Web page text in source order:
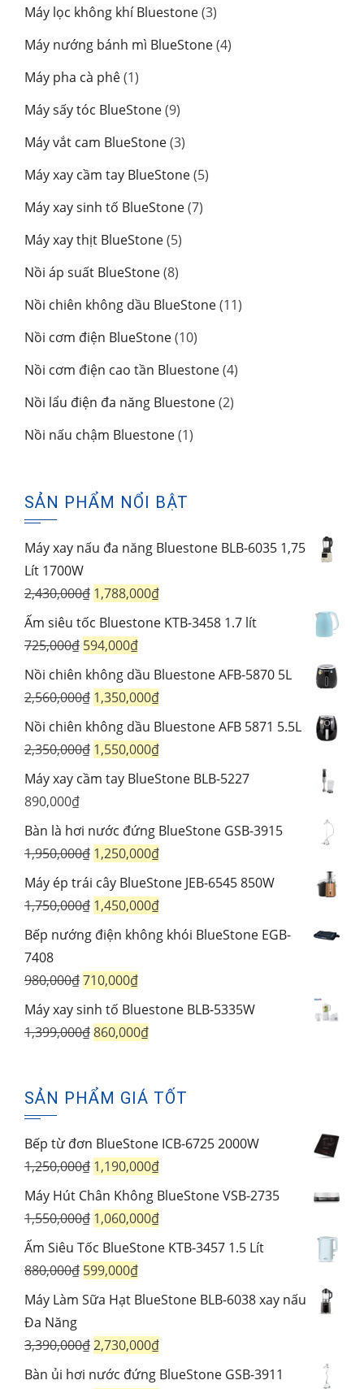
Máy lọc không khí Bluestone 33
phẩm
Máy nướng bánh mì BlueStone 44
Máy pha cà phê 11
phẩm
Máy sấy tóc BlueStone 99
phẩm
Máy vắt cam BlueStone 33
phẩm
Máy xay cầm tay BlueStone 55
Máy xay sinh tố BlueStone 77
Máy xay thịt BlueStone 55
Nồi áp suất BlueStone 88
Nồi chiên không dầu BlueStone 1111
Nồi cơm điện BlueStone 1010
phẩm
Nồi cơm điện cao tần Bluestone 44
Nồi lẩu điện đa năng Bluestone 22
Nồi nấu chậm Bluestone 11
SẢN PHẨM NỔI BẬT
Máy xay nấu đa năng Bluestone BLB-6035 1,75
Lít 1700W
2,430,000₫ Giá
gốc
là:
1,788,000₫Giá
hiện
1,788,000₫.
Ấm siêu tốc Bluestone KTB-3458 1.7 lít
725,000₫ Giá
gốc
là:
594,000₫Giá
hiện
tại
594,000₫.
Nồi chiên không dầu Bluestone AFB-5870 5L
2,560,000₫ Giá
gốc
là:
1,350,000₫Giá
hiện
tại
1,350,000₫.
Nồi chiên không dầu Bluestone AFB 5871 5.5L
2,350,000₫ Giá
gốc
1,550,000₫Giá
hiện
1,550,000₫.
Máy xay cầm tay BlueStone BLB-5227
890,000₫
Bàn là hơi nước đứng BlueStone GSB-3915
1,950,000₫ Giá
gốc
là:
1,250,000₫Giá
tại
1,250,000₫.
Máy ép trái cây BlueStone JEB-6545 850W
1,750,000₫ Giá
gốc
1,750,000₫.
1,450,000₫Giá
hiện
Bếp nướng điện không khói BlueStone EGB-
7408
980,000₫Giá
gốc
là:
710,000₫Giá
hiện
tại
Máy xay sinh tố Bluestone BLB-5335W
1,399,000₫Giá
1,399,000₫.
860,000₫Giá
là:
SẢN PHẨM GIÁ TỐT
Bếp từ đơn BlueStone ICB-6725 2000W
1,250,000₫ Giá
gốc
là:
1,190,000₫Giá
hiện
tại
1,190,000₫.
Máy Hút Chân Không BlueStone VSB-2735
1,550,000₫ Giá
gốc
là:
1,060,000₫Giá
hiện
1,060,000₫.
Ấm Siêu Tốc BlueStone KTB-3457 1.5 Lít
880,000₫ Giá
gốc
880,000₫.
599,000₫Giá
hiện
là:
Máy Làm Sữa Hạt BlueStone BLB-6038 xay nấu
Đa Năng
3,390,000₫ Giá
gốc
2,730,000₫Giá
hiện
Bàn ủi hơi nước đứng BlueStone GSB-3911